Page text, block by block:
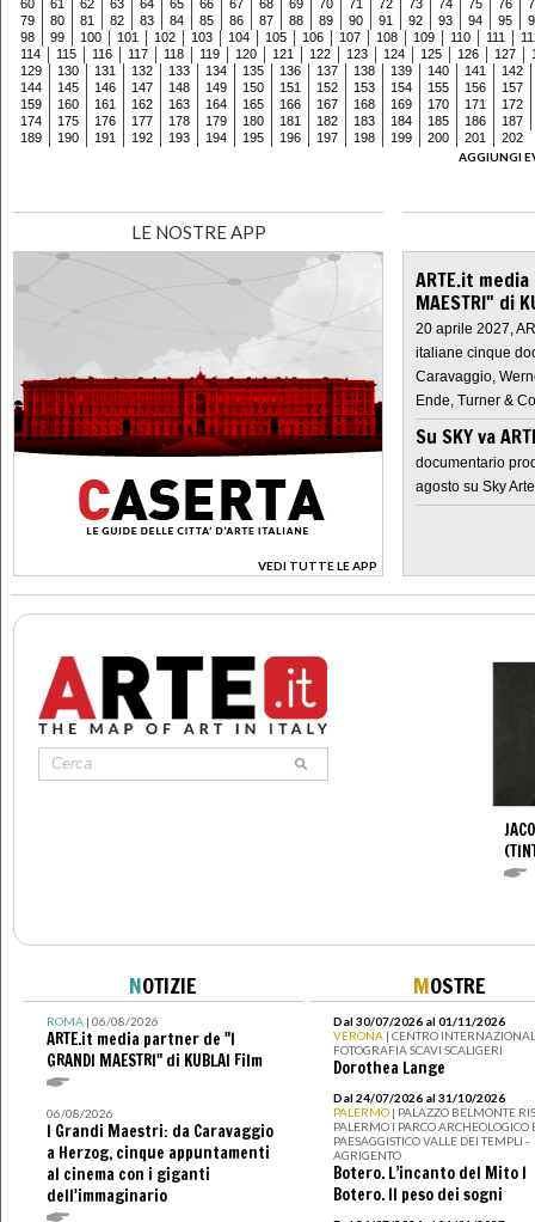
60 61 62 63 64 65 66 67 68 69 70 71 72 73 74 75 76
79
80 81 82 83 84 85 86 87 88 89 90 91 92 93 94 95
98
99 100 101 102 103 104 105 106 107 108 109 110 111
114
115 116 117 118 119 120 121 122 123 124 125 126 127
129
130 131 132 133 134 135 136 137 138 139 140 141
142
144
145 146 147 148 149 150 151 152 153 154 155 156
157
159
160 161 162 163 164 165 166 167 168 169 170 171
172
174
175 176 177 178 179 180 181 182 183 184 185 186
187
189
190 191 192 193 194 195 196 197 198 199 200 201
202
AGGIUNGI
LE NOSTRE APP
VEDI TUTTE LE APP
>
ARTE.it
MAESTRI" di
20 aprile 2027,
italiane cinque
Caravaggio,
Ende, Turner &
Su SKY va
documentario
agosto su Sky Arte
NOTIZIE
ROMA| 06/08/2026
ARTE.it media partner de "I
GRANDI MAESTRI" di KUBLAI Film
06/08/2026
I Grandi Maestri: da Caravaggio
a Herzog, cinque appuntamenti
al cinema con i giganti
dell'immaginario
MOSTRE
Dal 30/07/2026 al 01/11/2026
VERONA | CENTRO
FOTOGRAFIA SCAVI SCALIGERI
Dorothea Lange
Dal 24/07/2026 al 31/10/2026
PALERMO | PALAZZO BELMONTE
PALERMO I PARCO ARCHEOLOGICO
PAESAGGISTICO VALLE DEI TEMPLI -
AGRIGENTO
Botero. L’incanto del Mito I
Botero. Il peso dei sogni